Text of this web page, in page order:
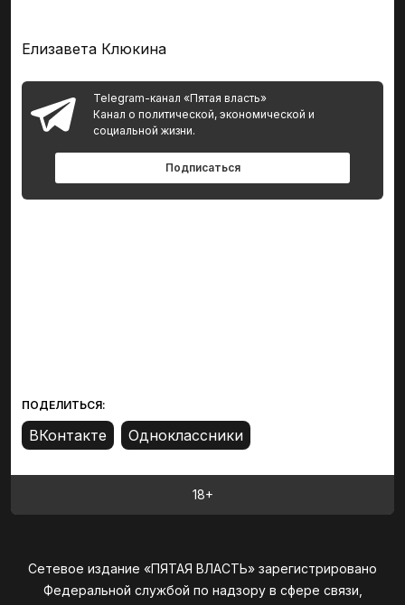
Елизавета Клюкина
Telegram-канал «Пятая власть»
Канал о политической, экономической и
социальной жизни.
Подписаться
ПОДЕЛИТЬСЯ:
18+
Сетевое издание «ПЯТАЯ ВЛАСТЬ» зарегистрировано
Федеральной службой по надзору в сфере связи,